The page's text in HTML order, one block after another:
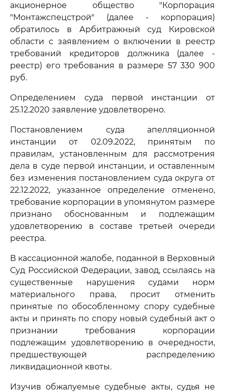
акционерное общество "Корпорация
"Монтажспецстрой" (далее - корпорация)
обратилось в Арбитражный суд Кировской
области с заявлением о включении в реестр
требований кредиторов должника (далее -
реестр) его требования в размере 57 330 900
руб.
Определением суда первой инстанции от
25.12.2020 заявление удовлетворено.
Постановлением суда апелляционной
инстанции от 02.09.2022, принятым по
правилам, установленным для рассмотрения
дела в суде первой инстанции, и оставленным
без изменения постановлением суда округа от
22.12.2022, указанное определение отменено,
требование корпорации в упомянутом размере
признано обоснованным и подлежащим
удовлетворению в составе третьей очереди
реестра.
В кассационной жалобе, поданной в Верховный
Суд Российской Федерации, завод, ссылаясь на
существенные нарушения судами норм
материального права, просит отменить
принятые по обособленному спору судебные
акты и принять по спору новый судебный акт о
признании требования корпорации
подлежащим удовлетворению в очередности,
предшествующей распределению
ликвидационной квоты.
Изучив обжалуемые судебные акты, судья не